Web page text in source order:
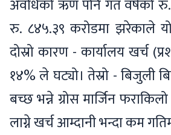
अवधिको ऋण पनि गत वर्षको
रु. ८४५.३९ करोडमा झरेकाले
दोस्रो कारण - कार्यालय खर्च
१४% ले घट्यो। तेस्रो - बिजुली
बच्छ भन्ने ग्रोस मार्जिन
लाग्ने खर्च आम्दानी भन्दा कम